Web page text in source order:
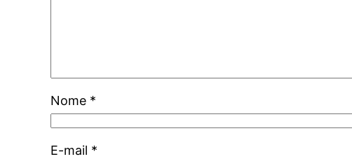
Nome *
E-mail *